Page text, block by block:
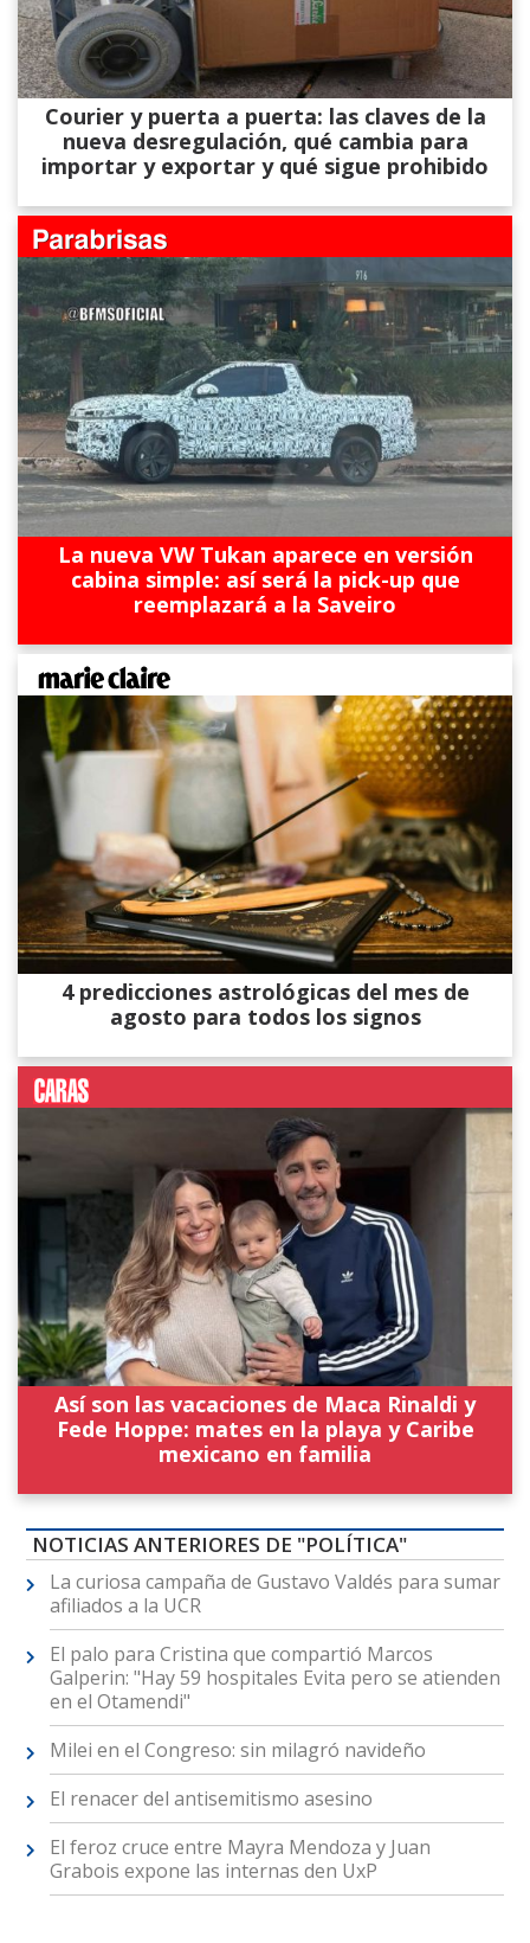
Courier y puerta a puerta: las claves de la
nueva desregulación, qué cambia para
importar y exportar y qué sigue prohibido
La nueva VW Tukan aparece en versión
cabina simple: así será la pick-up que
reemplazará a la Saveiro
4 predicciones astrológicas del mes de
agosto para todos los signos
Así son las vacaciones de Maca Rinaldi y
Fede Hoppe: mates en la playa y Caribe
mexicano en familia
NOTICIAS ANTERIORES DE "POLÍTICA"
La curiosa campaña de Gustavo Valdés para sumar
afiliados a la UCR
El palo para Cristina que compartió Marcos
Galperin: "Hay 59 hospitales Evita pero se atienden
en el Otamendi"
Milei en el Congreso: sin milagró navideño
El renacer del antisemitismo asesino
El feroz cruce entre Mayra Mendoza y Juan
Grabois expone las internas den UxP